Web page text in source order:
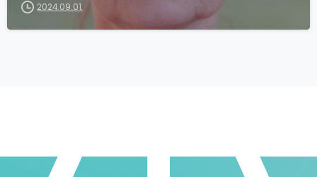
2024.09.01.